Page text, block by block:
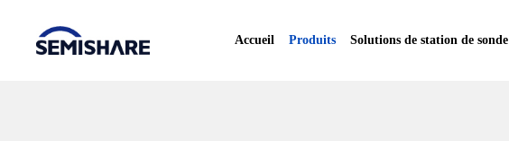
Accueil Produits Solutions de station de sonde